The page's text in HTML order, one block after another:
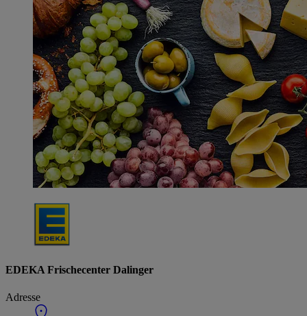
EDEKA Frischecenter Dalinger
Adresse